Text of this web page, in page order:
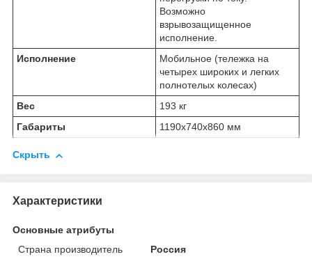
Возможно
взрывозащищенное
исполнение.
Исполнение
Мобильное (тележка на
четырех широких и легких
полнотелых колесах)
Вес
193 кг
Габариты
1190х740х860 мм
Скрыть
Характеристики
Основные атрибуты
Страна производитель
Россия